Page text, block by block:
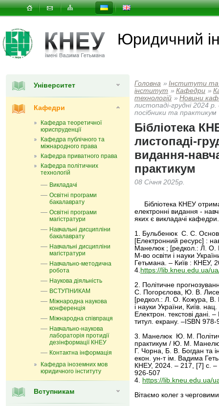
Юридичний
Університет
Кафедри
Кафедра теоретичної
юриспруденції
Кафедра публічного та
міжнародного права
Кафедра приватного права
Кафедра політичних
технологій
Викладачі
Освітні програми
бакалаврату
Освітні програми
магістратури
Навчальні дисципліни
бакалаврату
Навчальні дисципліни
магістратури
Навчально-методична
робота
Наукова діяльність
ВСТУПНИКАМ
Міжнародна наукова
конференція
Міжнародна співпраця
Навчально-наукова
лабораторія протидії
дезінформації КНЕУ
Контактна інформація
Кафедра іноземних мов
юридичного інституту
Вступникам
Головна » Інститути
інститут » Кафедри »
технологій » Новини
листопаді-грудні 2024
посібники та практикум
Бібліотека
листопаді-
видання-
практикум
08 Січня 2025р.
Бібліотека КНЕУ
електронні видання -
яких є викладачі
1. Бульбенюк С. С. Основи
[Електронний ресурс] :
Манелюк ; [редкол.: Л. О.
М-во освіти і науки
Гетьмана. – Київ : КНЕУ,
4. https://lib.kneu.edu.ua/
2. Політичне
С. Погорєлова, Ю. В.
[редкол.: Л. О. Кожура, В.
і науки України, Київ.
Електрон. текстові дані.
титул. екрану. –ISBN
3. Манелюк Ю. М.
практикум / Ю. М.
Г. Чорна, Б. В. Богдан та
екон. ун-т ім. Вадима
КНЕУ, 2024. – 217, [7] с. –
926-507
4. https://lib.kneu.edu.ua/
Вітаємо колег з